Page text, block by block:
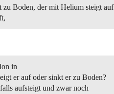
Boden, der mit Helium steigt auf
in
er auf oder sinkt er zu Boden?
aufsteigt und zwar noch